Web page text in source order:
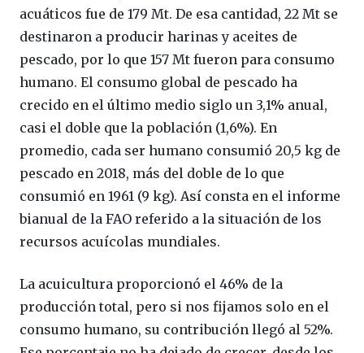
acuáticos fue de 179 Mt. De esa cantidad, 22 Mt se
destinaron a producir harinas y aceites de
pescado, por lo que 157 Mt fueron para consumo
humano. El consumo global de pescado ha
crecido en el último medio siglo un 3,1% anual,
casi el doble que la población (1,6%). En
promedio, cada ser humano consumió 20,5 kg de
pescado en 2018, más del doble de lo que
consumió en 1961 (9 kg). Así consta en el informe
bianual de la FAO referido a la situación de los
recursos acuícolas mundiales.
La acuicultura proporcionó el 46% de la
producción total, pero si nos fijamos solo en el
consumo humano, su contribución llegó al 52%.